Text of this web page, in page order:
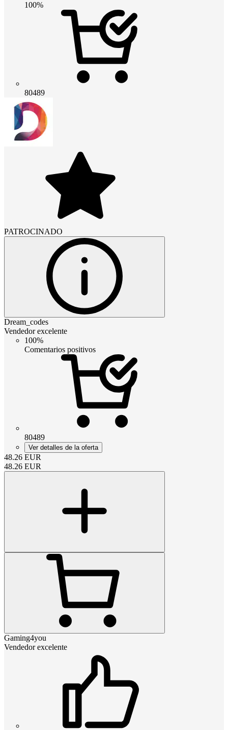
100%
80489
PATROCINADO
Dream_codes
Vendedor excelente
100%
Comentarios positivos
80489
Ver detalles de la oferta
48.26 EUR
48.26 EUR
Gaming4you
Vendedor excelente